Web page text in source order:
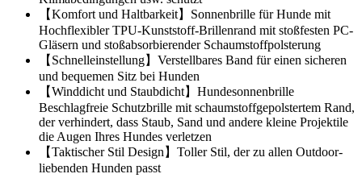
【Komfort und Haltbarkeit】Sonnenbrille für Hunde mit
Hochflexibler TPU-Kunststoff-Brillenrand mit stoßfesten PC-
Gläsern und stoßabsorbierender Schaumstoffpolsterung
【Schnelleinstellung】Verstellbares Band für einen sicheren
und bequemen Sitz bei Hunden
【Winddicht und Staubdicht】Hundesonnenbrille
Beschlagfreie Schutzbrille mit schaumstoffgepolstertem Rand,
der verhindert, dass Staub, Sand und andere kleine Projektile
die Augen Ihres Hundes verletzen
【Taktischer Stil Design】Toller Stil, der zu allen Outdoor-
liebenden Hunden passt